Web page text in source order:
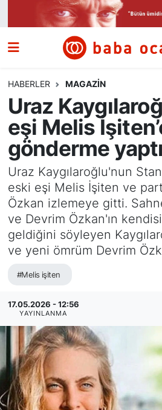
HABERLER MAGAZIN
Uraz
eşi Melis
gönderme yaptı
Uraz Kaygılaroğlu'nun
eski eşi Melis İşiten ve
Özkan izlemeye gitti.
ve Devrim Özkan'ın
geldiğini söyleyen
ve yeni ömrüm Devrim
#Melis işiten
17.05.2026 - 12:56
YAYINLANMA
Siyaset
Ekonomi
Dünya
Kültür ve Sanat
Eğitim
Bilim ve Teknoloji
Nöbetçi Eczaneler
Hava Durumu
Namaz Vakitleri
Trafik Durumu
Süper Lig Puan Durumu
Tüm Manşetler
Son Dakika Haberleri